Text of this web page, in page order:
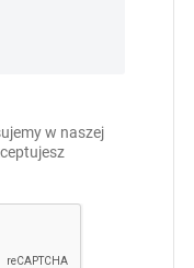
w naszej